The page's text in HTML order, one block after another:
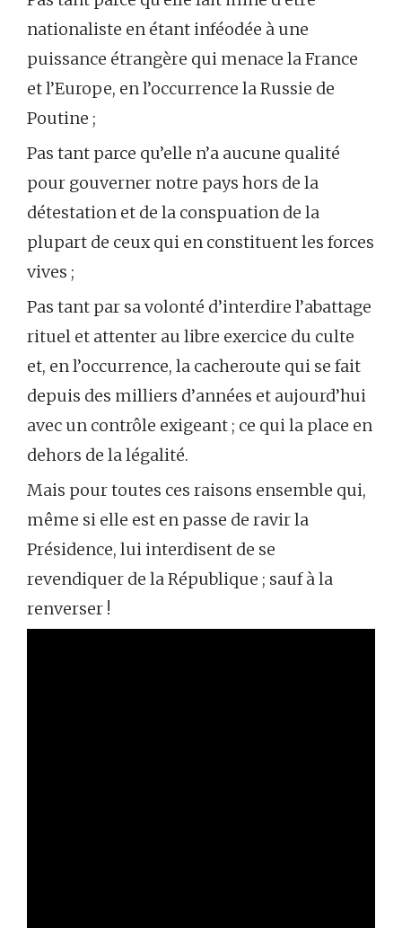
nationaliste en étant inféodée à une
puissance étrangère qui menace la France
et l’Europe, en l’occurrence la Russie de
Poutine ;
Pas tant parce qu’elle n’a aucune qualité
pour gouverner notre pays hors de la
détestation et de la conspuation de la
plupart de ceux qui en constituent les forces
vives ;
Pas tant par sa volonté d’interdire l’abattage
rituel et attenter au libre exercice du culte
et, en l’occurrence, la cacheroute qui se fait
depuis des milliers d’années et aujourd’hui
avec un contrôle exigeant ; ce qui la place en
dehors de la légalité.
Mais pour toutes ces raisons ensemble qui,
même si elle est en passe de ravir la
Présidence, lui interdisent de se
revendiquer de la République ; sauf à la
renverser !